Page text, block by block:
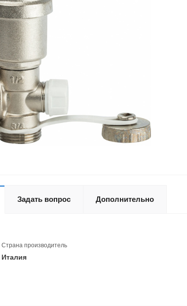
Задать вопрос Дополнительно
Страна производитель
Италия